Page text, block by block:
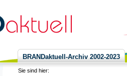
BRANDaktuell-Archiv 2002-2023
Sie sind hier: